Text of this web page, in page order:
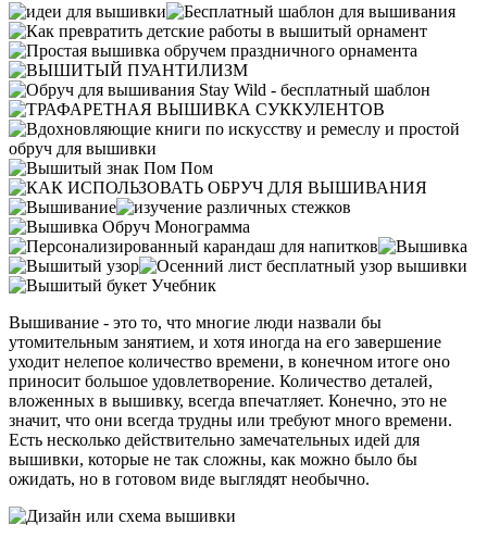
Вышивание - это то, что многие люди назвали бы
утомительным занятием, и хотя иногда на его завершение
уходит нелепое количество времени, в конечном итоге оно
приносит большое удовлетворение. Количество деталей,
вложенных в вышивку, всегда впечатляет. Конечно, это не
значит, что они всегда трудны или требуют много времени.
Есть несколько действительно замечательных идей для
вышивки, которые не так сложны, как можно было бы
ожидать, но в готовом виде выглядят необычно.